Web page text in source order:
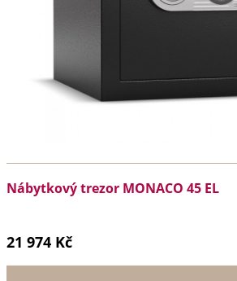
Nábytkový trezor MONACO 45 EL
21 974 Kč